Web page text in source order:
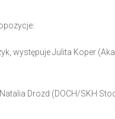
występuje Julita Koper
Drozd (DOCH/SKH